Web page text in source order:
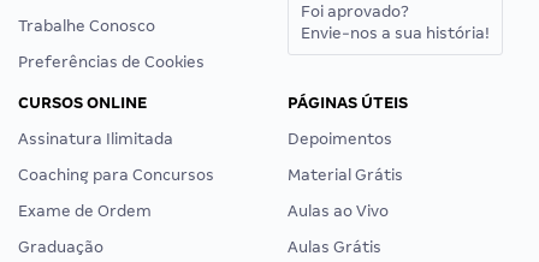
Trabalhe Conosco
Preferências de Cookies
Foi aprovado?
Envie-nos a sua história!
CURSOS ONLINE
Assinatura Ilimitada
Coaching para Concursos
Exame de Ordem
Graduação
PÁGINAS ÚTEIS
Depoimentos
Material Grátis
Aulas ao Vivo
Aulas Grátis